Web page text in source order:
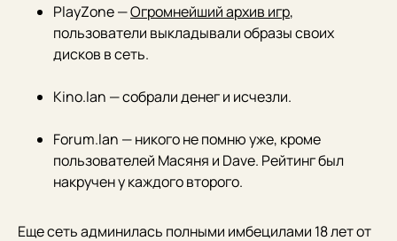
PlayZone —Огромнейший архив игр,
пользователи выкладывали образы своих
дисков в сеть.
Kino.lan — собрали денег и исчезли.
Forum.lan — никого не помню уже, кроме
пользователей Масяня и Dave. Рейтинг был
накручен у каждого второго.
Еще сеть админилась полными имбецилами 18 лет от